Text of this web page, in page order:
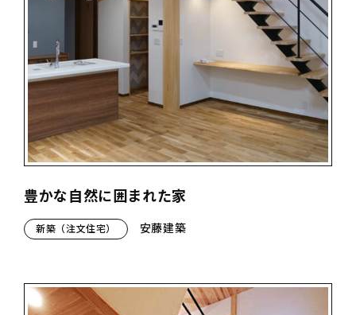
豊かな自然に囲まれた家
新築（注文住宅） 安藤建築